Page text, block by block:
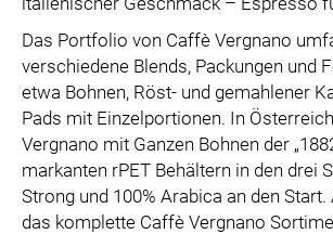
Das Portfolio von Caffè Vergnano
verschiedene Blends, Packungen und
etwa Bohnen, Röst- und gemahlener
Pads mit Einzelportionen. In
Vergnano mit Ganzen Bohnen der
markanten rPET Behältern in den drei
Strong und 100% Arabica an den
das komplette Caffè Vergnano